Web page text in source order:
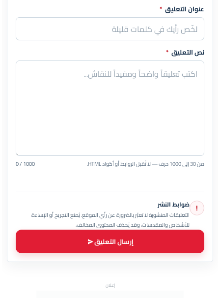
عنوان التعليق *
نص التعليق *
من 30 إلى 1000 حرف — لا تُقبل الروابط أو أكواد HTML. 0 / 1000
! ضوابط النشر
التعليقات المنشورة لا تعبّر بالضرورة عن رأي الموقع. يُمنع التجريح أو الإساءة
للأشخاص والمقدسات، وقد يُحذف المحتوى المخالف.
إرسال التعليق
إعلان